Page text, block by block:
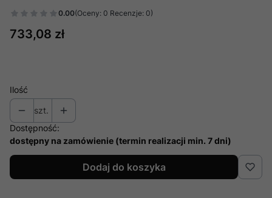
0.00(Oceny: 0 Recenzje: 0)
Cena
733,08 zł
Ilość
szt.
Dostępność:
dostępny na zamówienie (termin realizacji min. 7 dni)
Dodaj do koszyka